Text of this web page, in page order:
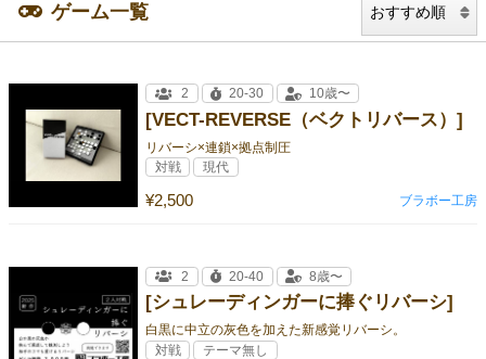
ゲーム一覧
[VECT-REVERSE（ベクトリバース）]
リバーシ×連鎖×拠点制圧
¥2,500
2 20-30 10歳〜
対戦 現代
ブラボー工房
[シュレーディンガーに捧ぐリバーシ]
白黒に中立の灰色を加えた新感覚リバーシ。
2 20-40 8歳〜
対戦 テーマ無し